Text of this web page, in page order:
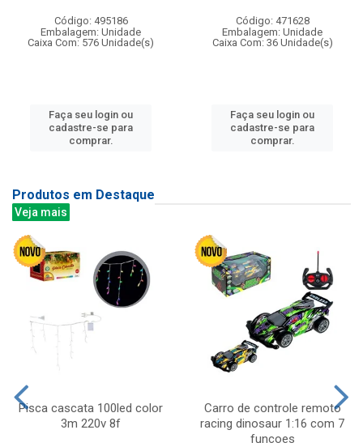
Código: 495186
Embalagem: Unidade
Caixa Com: 576 Unidade(s)
Faça seu login ou
cadastre-se para
comprar.
Código: 471628
Embalagem: Unidade
Caixa Com: 36 Unidade(s)
Faça seu login ou
cadastre-se para
comprar.
Produtos em Destaque
Veja mais
Pisca cascata 100led color
3m 220v 8f
Carro de controle remoto
racing dinosaur 1:16 com 7
funcoes